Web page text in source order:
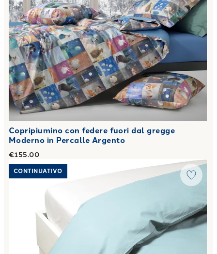
Copripiumino con federe fuori dal gregge
Moderno in Percalle Argento
€155.00
Link to "Sacco Copripiumino Matrimoniale Percalle tinta
CONTINUATIVO